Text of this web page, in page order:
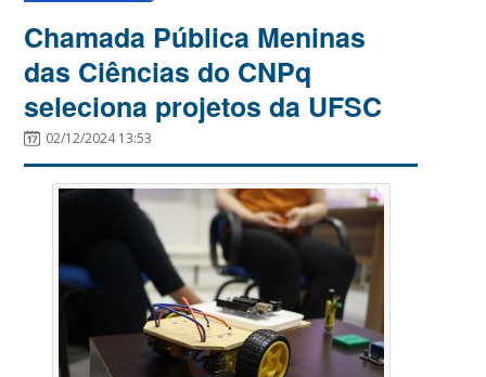
Chamada Pública Meninas
das Ciências do CNPq
seleciona projetos da UFSC
02/12/2024 13:53